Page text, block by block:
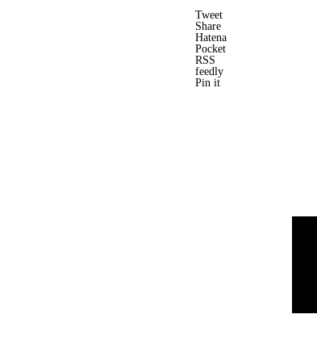
Tweet
Share
Hatena
Pocket
RSS
feedly
Pin it